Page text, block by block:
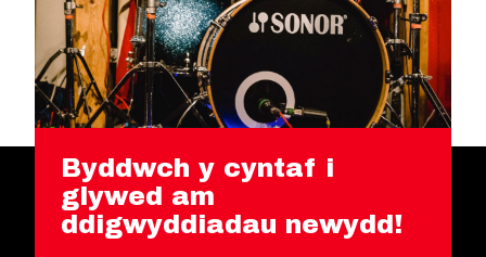
Byddwch y cyntaf i
glywed am
ddigwyddiadau newydd!